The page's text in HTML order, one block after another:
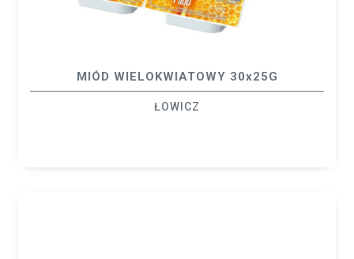
MIÓD WIELOKWIATOWY 30x25G
ŁOWICZ